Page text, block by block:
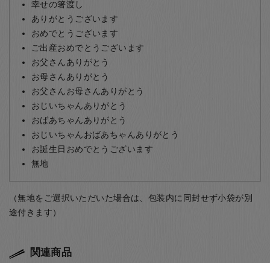
幸せの箸渡し
ありがとうございます
おめでとうございます
ご出産おめでとうございます
お父さんありがとう
お母さんありがとう
お父さんお母さんありがとう
おじいちゃんありがとう
おばあちゃんありがとう
おじいちゃんおばあちゃんありがとう
お誕生日おめでとうございます
無地
（無地をご選択いただいた場合は、包装内に同封せず小袋が別
途付きます）
関連商品